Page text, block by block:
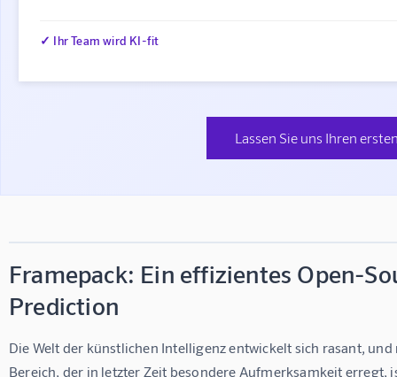
✓ Ihr Team wird KI-fit
Lassen Sie uns Ihren
Framepack: Ein effizientes Open-
Prediction
Die Welt der künstlichen Intelligenz entwickelt sich rasant,
Bereich, der in letzter Zeit besondere Aufmerksamkeit